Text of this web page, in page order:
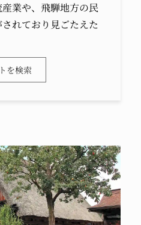
業や、飛騨地方の民
れており見ごたえた
を検索